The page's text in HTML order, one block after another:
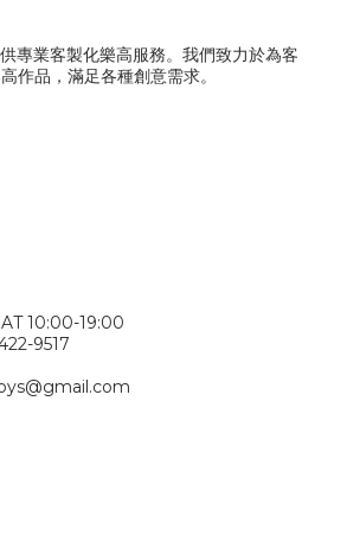
專業客製化樂高服務。我們致力於為客
作品，滿足各種創意需求。
10:00-19:00
9517